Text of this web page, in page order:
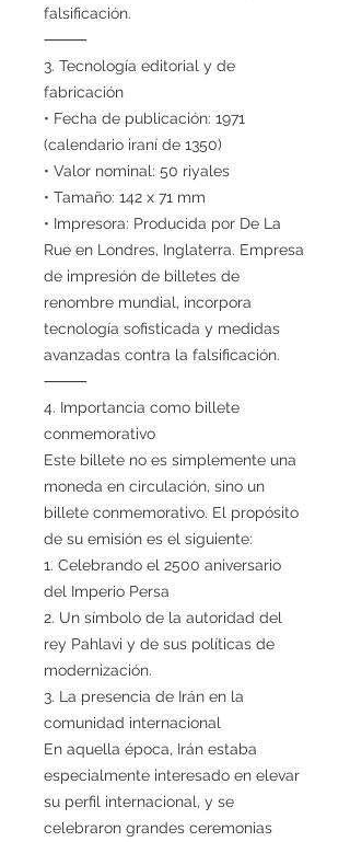
falsificación.
⸻
3. Tecnología editorial y de
fabricación
• Fecha de publicación: 1971
(calendario iraní de 1350)
• Valor nominal: 50 riyales
• Tamaño: 142 x 71 mm
• Impresora: Producida por De La
Rue en Londres, Inglaterra. Empresa
de impresión de billetes de
renombre mundial, incorpora
tecnología sofisticada y medidas
avanzadas contra la falsificación.
⸻
4. Importancia como billete
conmemorativo
Este billete no es simplemente una
moneda en circulación, sino un
billete conmemorativo. El propósito
de su emisión es el siguiente:
1. Celebrando el 2500 aniversario
del Imperio Persa
2. Un símbolo de la autoridad del
rey Pahlavi y de sus políticas de
modernización.
3. La presencia de Irán en la
comunidad internacional
En aquella época, Irán estaba
especialmente interesado en elevar
su perfil internacional, y se
celebraron grandes ceremonias